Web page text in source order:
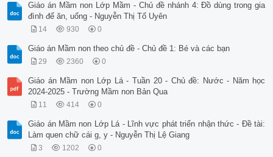
Giáo án Mầm non Lớp Mầm - Chủ đề nhánh 4: Đồ dùng trong gia
đình để ăn, uống - Nguyễn Thị Tố Uyên
14 930 0
Giáo án Mầm non theo chủ đề - Chủ đề 1: Bé và các bạn
29 2360 0
Giáo án Mầm non Lớp Lá - Tuần 20 - Chủ đề: Nước - Năm học
2024-2025 - Trường Mầm non Bản Qua
11 414 0
Giáo án Mầm non Lớp Lá - Lĩnh vực phát triển nhận thức - Đề tài:
Làm quen chữ cái g, y - Nguyễn Thị Lệ Giang
3 1202 0